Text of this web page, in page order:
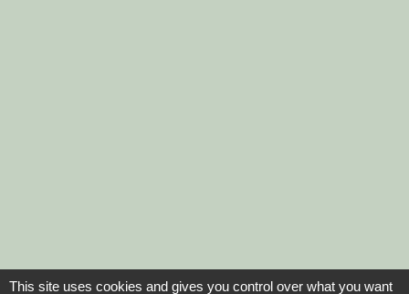
This site uses cookies and gives you control over what you want